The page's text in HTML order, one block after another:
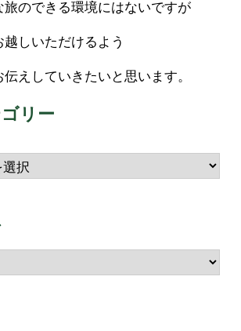
旅のできる環境にはないですが
越しいただけるよう
えしていきたいと思います。
リー